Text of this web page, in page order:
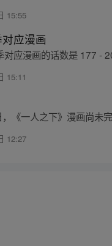
15:55
应漫画
对应漫画的话数是 177 -
15:11
《一人之下》漫画尚未
12:27